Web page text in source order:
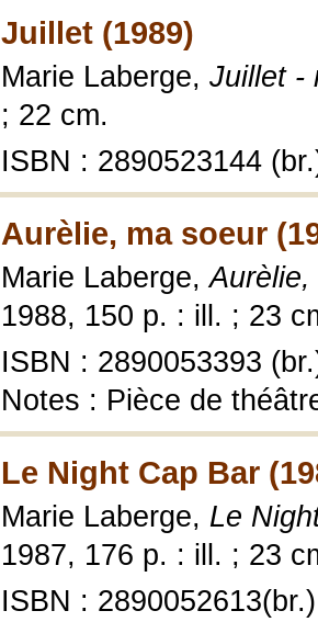
Juillet (1989)
Marie Laberge, Juillet -
; 22 cm.
ISBN : 2890523144
Aurèlie, ma soeur
Marie Laberge,
1988, 150 p. : ill. ; 23
ISBN : 2890053393
Notes : Pièce de
Le Night Cap Bar
Marie Laberge, Le
1987, 176 p. : ill. ; 23
ISBN : 2890052613(br.)